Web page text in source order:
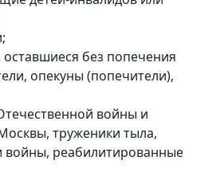
без попечения
опекуны (попечители),
войны и
труженики тыла,
войны, реабилитированные